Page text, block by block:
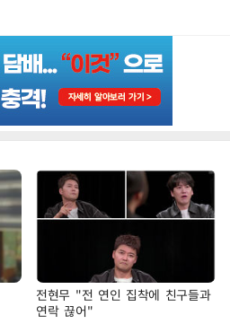
전현무 "전 연인 집착에 친구들과
연락 끊어"